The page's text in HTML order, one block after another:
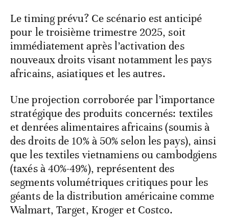
Le timing prévu? Ce scénario est anticipé
pour le troisième trimestre 2025, soit
immédiatement après l’activation des
nouveaux droits visant notamment les pays
africains, asiatiques et les autres.
Une projection corroborée par l’importance
stratégique des produits concernés: textiles
et denrées alimentaires africains (soumis à
des droits de 10% à 50% selon les pays), ainsi
que les textiles vietnamiens ou cambodgiens
(taxés à 40%-49%), représentent des
segments volumétriques critiques pour les
géants de la distribution américaine comme
Walmart, Target, Kroger et Costco.